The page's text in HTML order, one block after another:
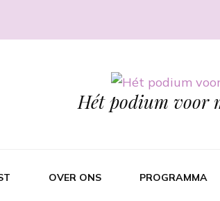
Hét podium voor
OVER ONS PROGRAMMA